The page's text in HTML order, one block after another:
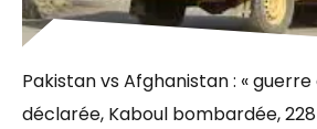
Pakistan vs Afghanistan : «
déclarée, Kaboul bombardée,